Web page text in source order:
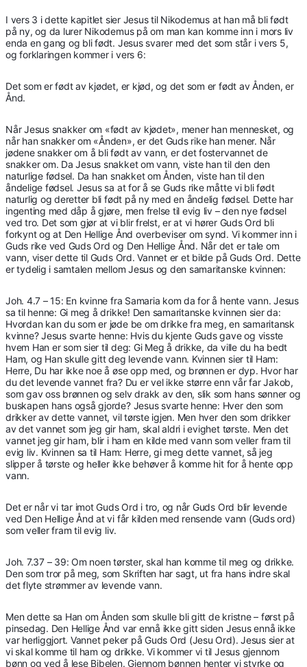
I vers 3 i dette kapitlet sier Jesus til Nikodemus at han må bli født
på ny, og da lurer Nikodemus på om man kan komme inn i mors liv
enda en gang og bli født. Jesus svarer med det som står i vers 5,
og forklaringen kommer i vers 6:
Det som er født av kjødet, er kjød, og det som er født av Ånden, er
Ånd.
Når Jesus snakker om «født av kjødet», mener han mennesket, og
når han snakker om «Ånden», er det Guds rike han mener. Når
jødene snakker om å bli født av vann, er det fostervannet de
snakker om. Da Jesus snakket om vann, viste han til den den
naturlige fødsel. Da han snakket om Ånden, viste han til den
åndelige fødsel. Jesus sa at for å se Guds rike måtte vi bli født
naturlig og deretter bli født på ny med en åndelig fødsel. Dette har
ingenting med dåp å gjøre, men frelse til evig liv – den nye fødsel
ved tro. Det som gjør at vi blir frelst, er at vi hører Guds Ord bli
forkynt og at Den Hellige Ånd overbeviser om synd. Vi kommer inn i
Guds rike ved Guds Ord og Den Hellige Ånd. Når det er tale om
vann, viser dette til Guds Ord. Vannet er et bilde på Guds Ord. Dette
er tydelig i samtalen mellom Jesus og den samaritanske kvinnen:
Joh. 4.7 – 15: En kvinne fra Samaria kom da for å hente vann. Jesus
sa til henne: Gi meg å drikke! Den samaritanske kvinnen sier da:
Hvordan kan du som er jøde be om drikke fra meg, en samaritansk
kvinne? Jesus svarte henne: Hvis du kjente Guds gave og visste
hvem Han er som sier til deg: Gi Meg å drikke, da ville du ha bedt
Ham, og Han skulle gitt deg levende vann. Kvinnen sier til Ham:
Herre, Du har ikke noe å øse opp med, og brønnen er dyp. Hvor har
du det levende vannet fra? Du er vel ikke større enn vår far Jakob,
som gav oss brønnen og selv drakk av den, slik som hans sønner og
buskapen hans også gjorde? Jesus svarte henne: Hver den som
drikker av dette vannet, vil tørste igjen. Men hver den som drikker
av det vannet som jeg gir ham, skal aldri i evighet tørste. Men det
vannet jeg gir ham, blir i ham en kilde med vann som veller fram til
evig liv. Kvinnen sa til Ham: Herre, gi meg dette vannet, så jeg
slipper å tørste og heller ikke behøver å komme hit for å hente opp
vann.
Det er når vi tar imot Guds Ord i tro, og når Guds Ord blir levende
ved Den Hellige Ånd at vi får kilden med rensende vann (Guds ord)
som veller fram til evig liv.
Joh. 7.37 – 39: Om noen tørster, skal han komme til meg og drikke.
Den som tror på meg, som Skriften har sagt, ut fra hans indre skal
det flyte strømmer av levende vann.
Men dette sa Han om Ånden som skulle bli gitt de kristne – først på
pinsedag. Den Hellige Ånd var ennå ikke gitt siden Jesus ennå ikke
var herliggjort. Vannet peker på Guds Ord (Jesu Ord). Jesus sier at
vi skal komme til ham og drikke. Vi kommer vi til Jesus gjennom
bønn og ved å lese Bibelen. Gjennom bønnen henter vi styrke og